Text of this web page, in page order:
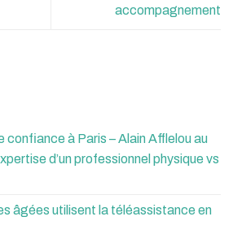
accompagnement
confiance à Paris – Alain Afflelou au
d’un professionnel physique vs
âgées utilisent la téléassistance en